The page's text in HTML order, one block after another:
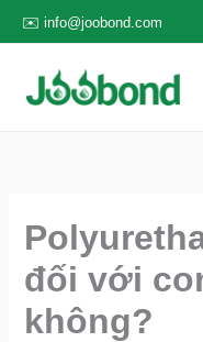
tới
dung
✉️ info@joobond.com
đối với
không?